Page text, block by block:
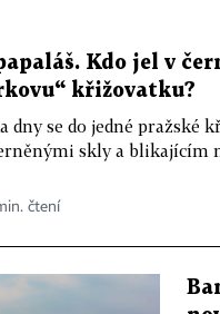
Kdo jel v
křižovatku?
dny se do jedné
skly a blikajícím
čtení